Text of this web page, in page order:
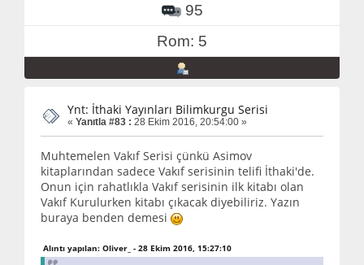
95
Rom: 5
Ynt: İthaki Yayınları Bilimkurgu Serisi
« Yanıtla #83 : 28 Ekim 2016, 20:54:00 »
Muhtemelen Vakıf Serisi çünkü Asimov
kitaplarından sadece Vakıf serisinin telifi İthaki'de.
Onun için rahatlıkla Vakıf serisinin ilk kitabı olan
Vakıf Kurulurken kitabı çıkacak diyebiliriz. Yazın
buraya benden demesi
Alıntı yapılan: Oliver_ - 28 Ekim 2016, 15:27:10